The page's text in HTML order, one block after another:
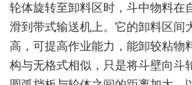
轮体旋转至卸料区时，斗中物料在
滑到带式输送机上。它的卸料区间
高，可提高作业能力，能卸较粘物
构与无格式相似，只是将斗壁向斗